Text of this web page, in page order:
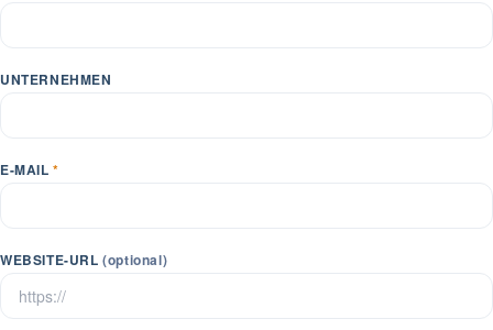
UNTERNEHMEN
E-MAIL*
WEBSITE-URL(optional)